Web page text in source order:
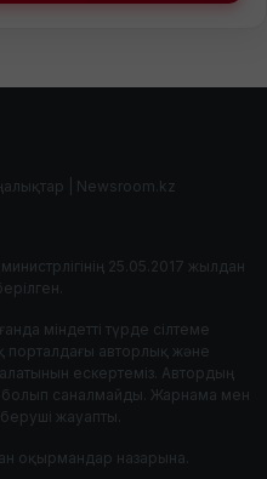
| Newsroom.kz
25.05.2017 жылдан
міндетті түрде сілтеме
порталдағы авторлық және
ескертеміз. Автордың
болып саналмайды. Жарнама мен
жауапты.
оқырмандар назарына.